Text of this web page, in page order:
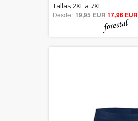
5.00
out of 5
Tallas 2XL a 7XL
Desde: 19,95 EUR17,96 EUR